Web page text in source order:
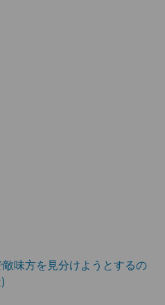
味方を見分けようとするの